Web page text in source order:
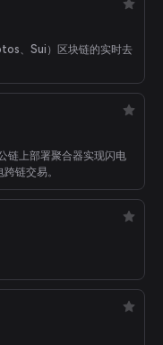
、Sui）区块链的实时去
链上部署聚合器实现闪电
链交易。